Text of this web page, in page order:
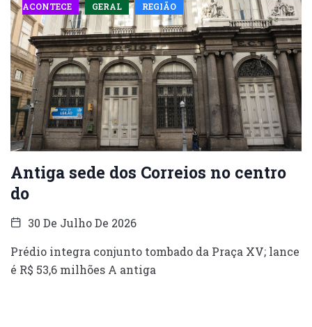
ACONTECE GERAL REGIÃO
Antiga sede dos Correios no centro
do
30 De Julho De 2026
Prédio integra conjunto tombado da Praça XV; lance
é R$ 53,6 milhões A antiga